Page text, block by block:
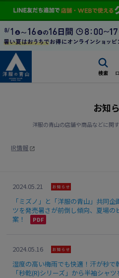
検索
お知
洋服の青山の店舗や商品などに関
IR情報
2024.05.21
「ミズノ」と「洋服の青山」共同
ツを発売暑さが前倒し傾向、夏場の
案！
2024.05.16
湿度の高い梅雨でも快適！汗が秒で
「秒乾(R)シリーズ」から半袖シャツ